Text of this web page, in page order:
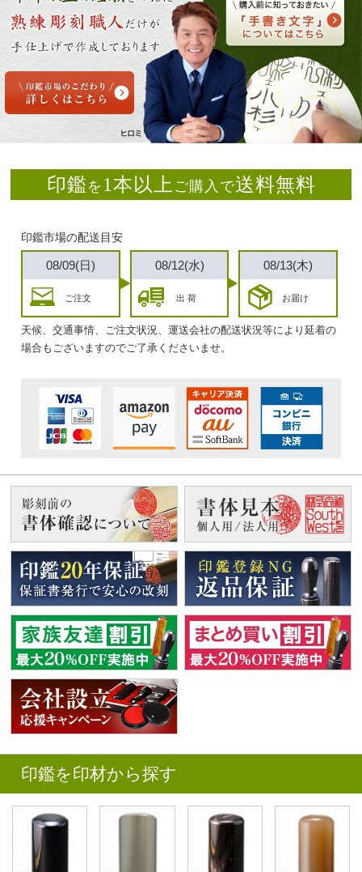
印鑑 を 1本以上 ご購入で送料無料
印鑑市場の配送目安
08/09(日)
ご注文
08/12(水)
出 荷
08/13(木)
お届け
天候、交通事情、ご注文状況、運送会社の配送状況等により延着の
場合もございますのでご了承くださいませ。
印鑑を印材から探す